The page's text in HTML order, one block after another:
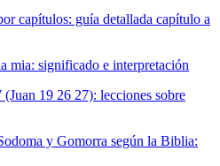
capítulos: guía detallada capítulo a
mia: significado e interpretación
19 26 27): lecciones sobre
y Gomorra según la Biblia: